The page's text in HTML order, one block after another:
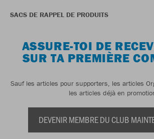
SACS DE RAPPEL DE PRODUITS
ASSURE-TOI DE
SUR TA PREMIÈRE
Sauf les articles pour supporters, les articles
les articles déjà en
DEVENIR MEMBRE DU CLUB